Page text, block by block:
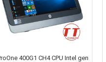
400G1 CH4 CPU Intel gen